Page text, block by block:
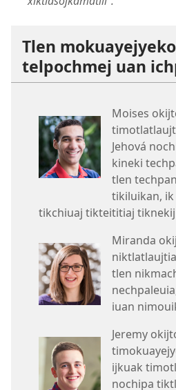
Tlen
telpochmej uan
Moises
Jehová
kineki
tlen
tikiluikan,
tikchiuaj tikteititiaj tiknekij
Miranda
tlen
iuan
Jeremy
ijkuak
nochipa